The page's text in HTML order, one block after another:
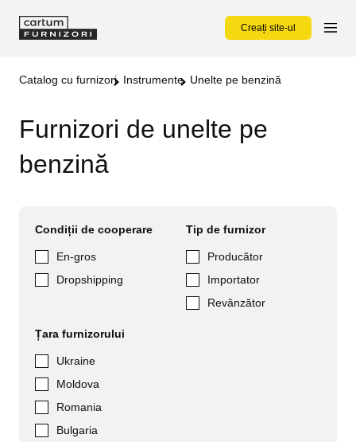
Creați site-ul
Catalog cu furnizori Instrumente Unelte pe benzină
Furnizori de unelte pe
benzină
Condiții de cooperare
En-gros
Dropshipping
Tip de furnizor
Producător
Importator
Revânzător
Țara furnizorului
Ukraine
Moldova
Romania
Bulgaria